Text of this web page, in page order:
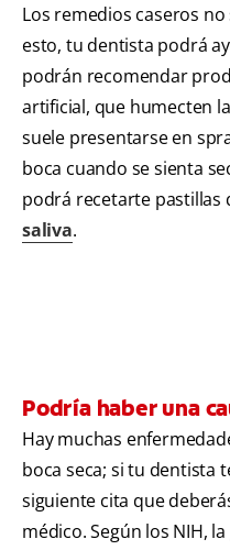
Los remedios caseros
esto, tu dentista podrá
podrán recomendar
artificial, que humecten
suele presentarse en
boca cuando se sienta
podrá recetarte pastillas
saliva.
Podría haber una
Hay muchas
boca seca; si tu dentista
siguiente cita que
médico. Según los NIH,